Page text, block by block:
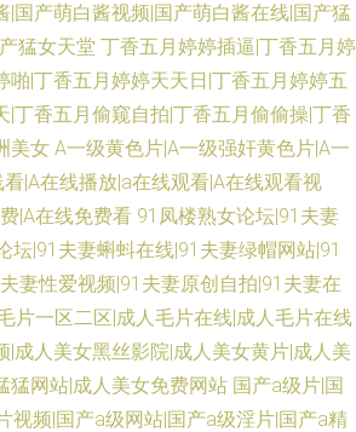
|国产萌白酱视频|国产萌白酱在线|国产猛
猛女天堂 丁香五月婷婷插逼|丁香五月婷
啪|丁香五月婷婷天天日|丁香五月婷婷五
|丁香五月偷窥自拍|丁香五月偷偷操|丁香
美女 A一级黄色片|A一级强奸黄色片|A一
|A在线播放|a在线观看|A在线观看视
|A在线免费看 91凤楼熟女论坛|91夫妻
坛|91夫妻蝌蚪在线|91夫妻绿帽网站|91
妻性爱视频|91夫妻原创自拍|91夫妻在
片一区二区|成人毛片在线|成人毛片在线
|成人美女黑丝影院|成人美女黄片|成人美
猛网站|成人美女免费网站 国产a级片|国
视频|国产a级网站|国产a级淫片|国产a精